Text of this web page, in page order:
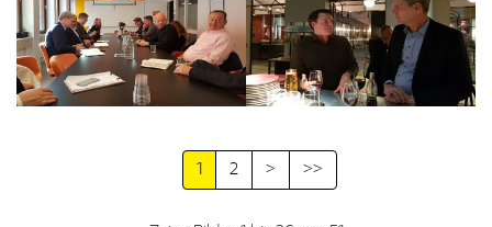
1 2 > >>